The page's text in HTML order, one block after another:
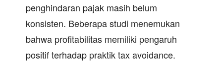
penghindaran pajak masih belum
konsisten. Beberapa studi menemukan
bahwa profitabilitas memiliki pengaruh
positif terhadap praktik tax avoidance.